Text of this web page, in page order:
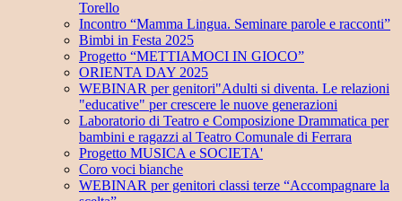
Torello
Incontro “Mamma Lingua. Seminare parole e racconti”
Bimbi in Festa 2025
Progetto “METTIAMOCI IN GIOCO”
ORIENTA DAY 2025
WEBINAR per genitori"Adulti si diventa. Le relazioni
"educative" per crescere le nuove generazioni
Laboratorio di Teatro e Composizione Drammatica per
bambini e ragazzi al Teatro Comunale di Ferrara
Progetto MUSICA e SOCIETA'
Coro voci bianche
WEBINAR per genitori classi terze “Accompagnare la